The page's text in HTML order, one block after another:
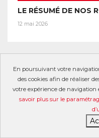
En poursuivant votre
des cookies afin de réaliser
votre expérience de navigation
savoir plus sur le
LE RÉSUMÉ DE NOS
12 mai 2026